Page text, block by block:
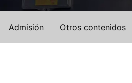
Admisión Otros contenidos